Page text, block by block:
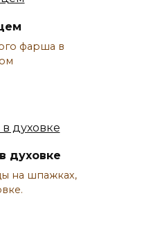
фарша в
духовке
на шпажках,